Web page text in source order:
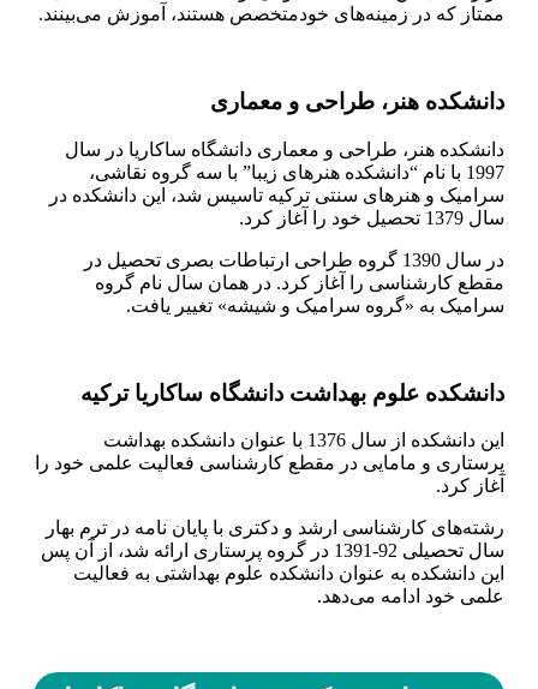
ممتاز که در زمینه‌های خودمتخصص هستند، آموزش می‌بینند.
دانشکده هنر، طراحی و معماری
دانشکده هنر، طراحی و معماری دانشگاه ساکاریا در سال
1997 با نام “دانشکده هنرهای زیبا” با سه گروه نقاشی،
سرامیک و هنرهای سنتی ترکیه تاسیس شد، این دانشکده در
سال 1379 تحصیل خود را آغاز کرد.
در سال 1390 گروه طراحی ارتباطات بصری تحصیل در
مقطع کارشناسی را آغاز کرد. در همان سال نام گروه
سرامیک به «گروه سرامیک و شیشه» تغییر یافت.
دانشکده علوم بهداشت دانشگاه ساکاریا ترکیه
این دانشکده از سال 1376 با عنوان دانشکده بهداشت
پرستاری و مامایی در مقطع کارشناسی فعالیت علمی خود را
آغاز کرد.
رشته‌های کارشناسی ارشد و دکتری با پایان نامه در ترم بهار
سال تحصیلی 92-1391 در گروه پرستاری ارائه شد، از آن پس
این دانشکده به عنوان دانشکده علوم بهداشتی به فعالیت
علمی خود ادامه می‌دهد.